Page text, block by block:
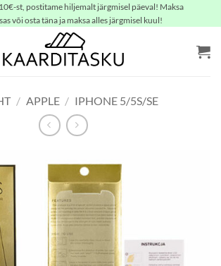
st, postitame hiljemalt järgmisel päeval! Maksa
või osta täna ja maksa alles järgmisel kuul!
/ APPLE / IPHONE 5/5S/SE